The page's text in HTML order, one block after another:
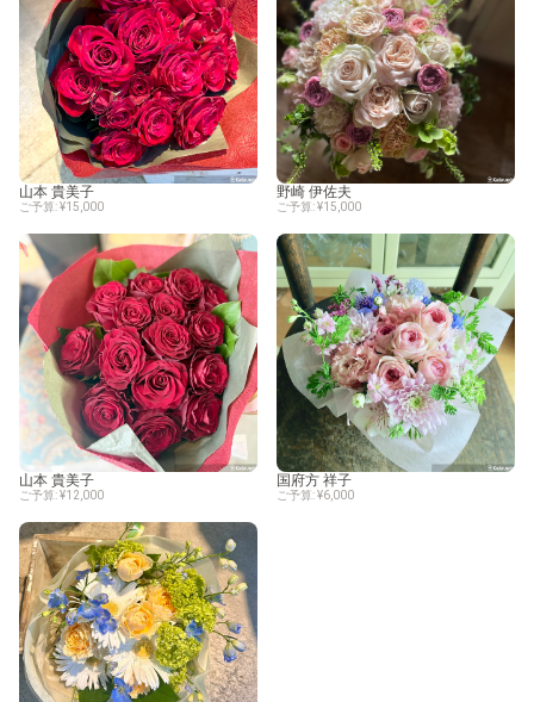
山本 貴美子
ご予算: ¥15,000
野崎 伊佐夫
ご予算: ¥15,000
山本 貴美子
ご予算: ¥12,000
国府方 祥子
ご予算: ¥6,000